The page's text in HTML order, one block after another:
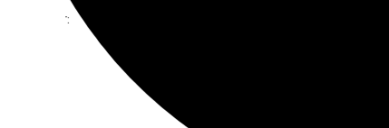
Compartir: